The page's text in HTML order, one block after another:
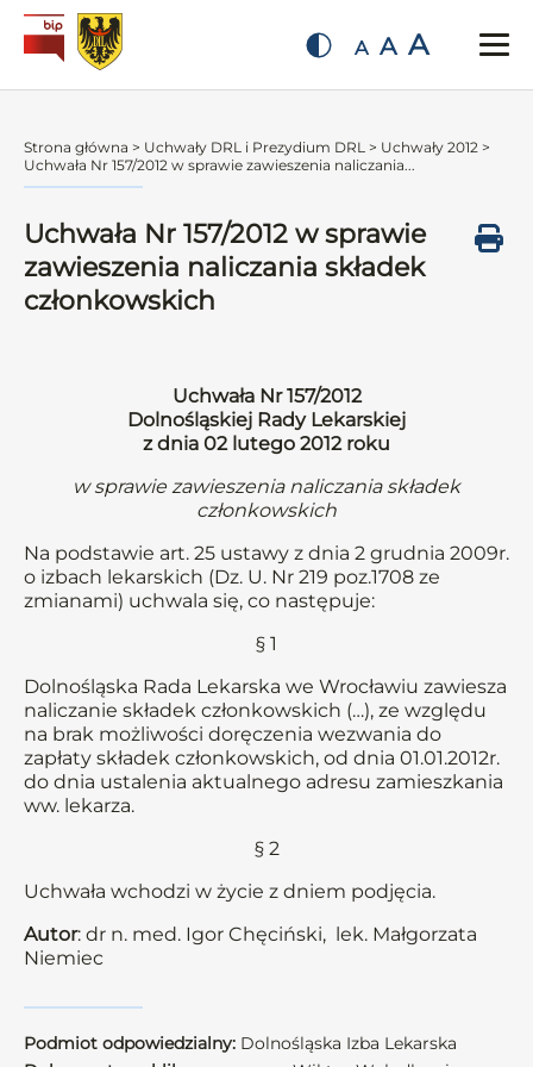
A A A
Strona główna > Uchwały DRL i Prezydium DRL > Uchwały 2012 >
Uchwała Nr 157/2012 w sprawie zawieszenia naliczania...
Uchwała Nr 157/2012 w sprawie
zawieszenia naliczania składek
członkowskich
Uchwała Nr 157/2012
Dolnośląskiej Rady Lekarskiej
z dnia 02 lutego 2012 roku
w sprawie zawieszenia naliczania składek
członkowskich
Na podstawie art. 25 ustawy z dnia 2 grudnia 2009r.
o izbach lekarskich (Dz. U. Nr 219 poz.1708 ze
zmianami) uchwala się, co następuje:
§ 1
Dolnośląska Rada Lekarska we Wrocławiu zawiesza
naliczanie składek członkowskich (…), ze względu
na brak możliwości doręczenia wezwania do
zapłaty składek członkowskich, od dnia 01.01.2012r.
do dnia ustalenia aktualnego adresu zamieszkania
ww. lekarza.
§ 2
Uchwała wchodzi w życie z dniem podjęcia.
Autor: dr n. med. Igor Chęciński, lek. Małgorzata
Niemiec
Podmiot odpowiedzialny: Dolnośląska Izba Lekarska